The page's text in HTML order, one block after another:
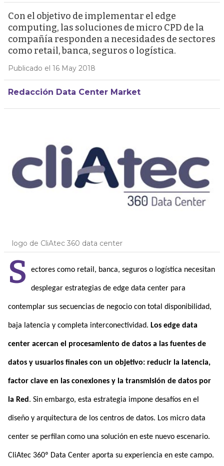
Con el objetivo de implementar el edge
computing, las soluciones de micro CPD de la
compañía responden a necesidades de sectores
como retail, banca, seguros o logística.
Publicado el 16 May 2018
Redacción Data Center Market
logo de CliAtec 360 data center
S ectores como retail, banca, seguros o logística necesitan
desplegar estrategias de edge data center para
contemplar sus secuencias de negocio con total disponibilidad,
baja latencia y completa interconectividad. Los edge data
center acercan el procesamiento de datos a las fuentes de
datos y usuarios finales con un objetivo: reducir la latencia,
factor clave en las conexiones y la transmisión de datos por
la Red . Sin embargo, esta estrategia impone desafíos en el
diseño y arquitectura de los centros de datos. Los micro data
center se perfilan como una solución en este nuevo escenario.
CliAtec 360º Data Center aporta su experiencia en este campo.